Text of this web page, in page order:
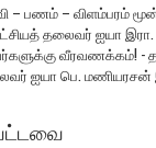
– பணம் – விளம்பரம்
தலைவர் ஐயா
வீரவணக்கம்! -
ஐயா பெ. மணியரசன்